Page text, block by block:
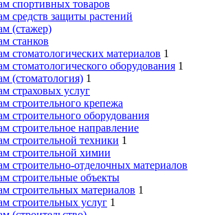
спортивных товаров
средств защиты растений
(стажер)
станков
стоматологических материалов 1
стоматологического оборудования 1
(стоматология) 1
страховых услуг
строительного крепежа
строительного оборудования
строительное направление
строительной техники 1
строительной химии
строительно-отделочных материалов
строительные объекты
строительных материалов 1
строительных услуг 1